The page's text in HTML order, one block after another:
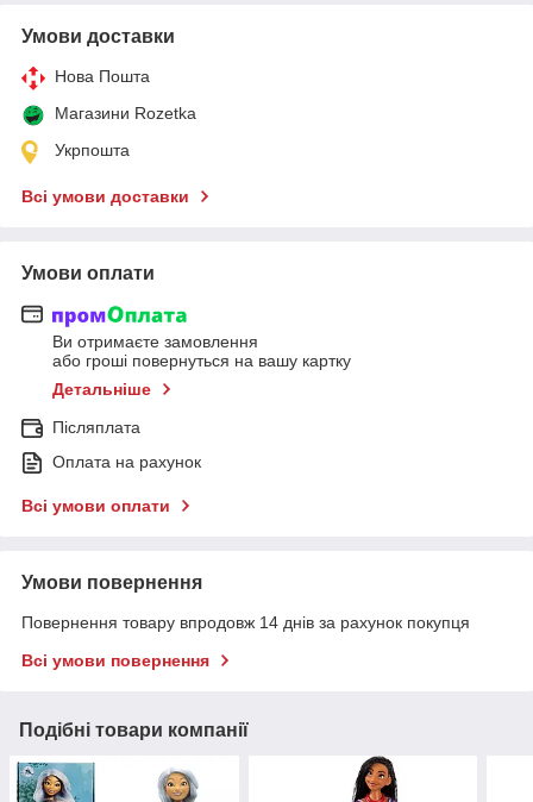
Умови доставки
Нова Пошта
Магазини Rozetka
Укрпошта
Всі умови доставки
Умови оплати
Ви отримаєте замовлення
або гроші повернуться на вашу картку
Детальніше
Післяплата
Оплата на рахунок
Всі умови оплати
Умови повернення
Повернення товару впродовж 14 днів за рахунок покупця
Всі умови повернення
Подібні товари компанії